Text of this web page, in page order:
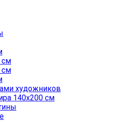
см
см
художников
140х200 см